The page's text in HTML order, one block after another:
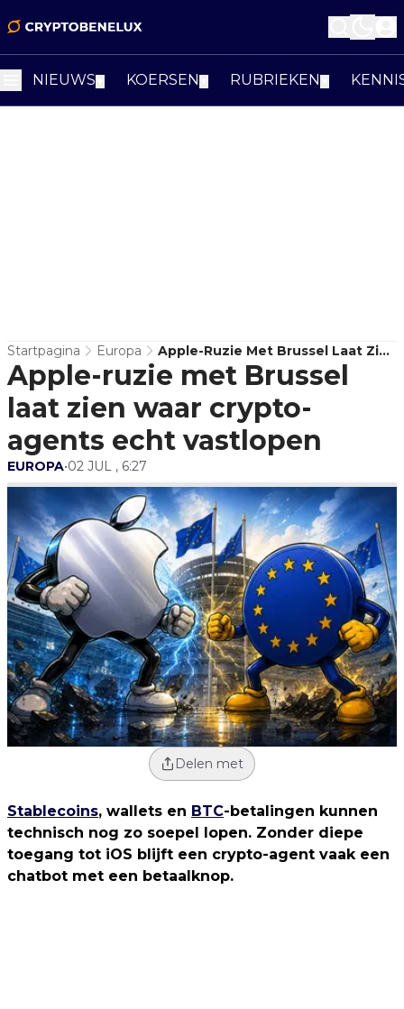
NIEUWS KOERSEN RUBRIEKEN
Startpagina Europa
Apple-Ruzie Met Brussel Laat Zien
Waar Crypto-Agents Echt
Vastlopen
Apple-ruzie met Brussel
laat zien waar crypto-
agents echt vastlopen
EUROPA•02 JUL , 6:27
Delen met
Stablecoins, wallets en BTC-betalingen kunnen
technisch nog zo soepel lopen. Zonder diepe
toegang tot iOS blijft een crypto-agent vaak een
chatbot met een betaalknop.